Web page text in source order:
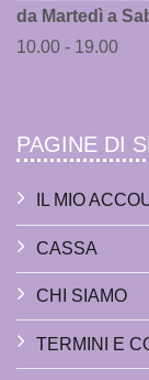
da Martedì a
10.00 - 19.00
PAGINE DI
IL MIO
CASSA
CHI SIAMO
TERMINI E